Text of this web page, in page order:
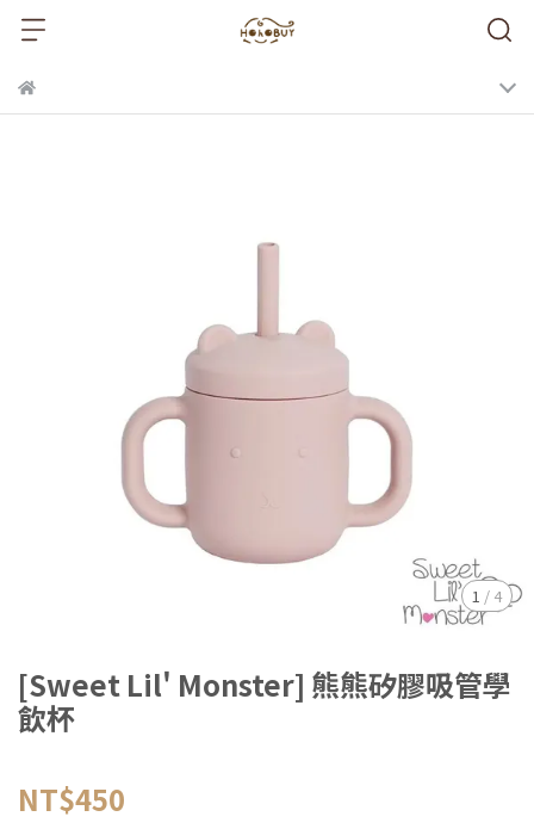
1 / 4
[Sweet Lil' Monster] 熊熊矽膠吸管學
飲杯
NT$450